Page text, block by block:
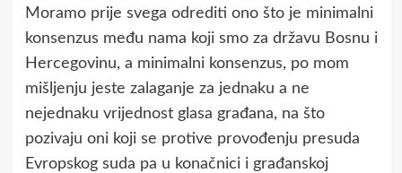
Moramo prije svega odrediti ono što je minimalni
konsenzus među nama koji smo za državu Bosnu i
Hercegovinu, a minimalni konsenzus, po mom
mišljenju jeste zalaganje za jednaku a ne
nejednaku vrijednost glasa građana, na što
pozivaju oni koji se protive provođenju presuda
Evropskog suda pa u konačnici i građanskoj